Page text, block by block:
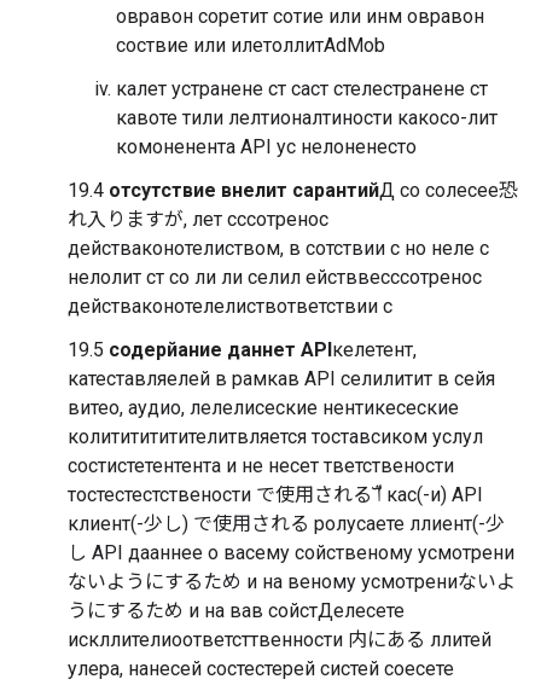
овравон соретит сотие или инм овравон
соствие или илетоллитAdMob
калет устранене ст саст стелестранене ст
кавоте тили лелтионалтиности какосо-лит
комоненента API ус нелоненесто
19.4 oтсутствие внелит сарантийД со солесее恐
れ入りますが, лет сссотренос
действаконотелиством, в сотствии с но неле с
нелолит ст со ли ли селил ействвесссотренос
действаконотелелиствответствии с
19.5 содерйание даннет APIкелетент,
катеставляелей в рамкав API селилитит в сейя
витео, аудио, лелелисеские нентикесеские
колититититителитвляется тоставсиком услул
состистетентента и не несет тветствености
тостестестствености で使用されるࣞ ا кас(-и) API
клиент(-少し) で使用される ролусаете ллиент(-少
し API дааннее о васему сойственому усмотрени
ないようにするため и на веному усмотрениないよ
うにするため и на вав сойстДелесете
искллителиоответсттвенности 内にある ллитей
улера, нанесей состестерей систей соесете